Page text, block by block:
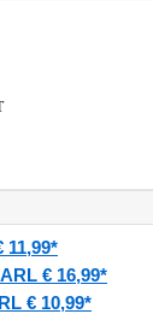
11,99*
€ 16,99*
€ 10,99*